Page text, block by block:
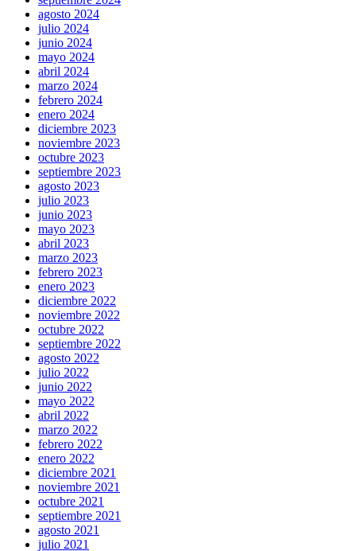
agosto 2024
julio 2024
junio 2024
mayo 2024
abril 2024
marzo 2024
febrero 2024
enero 2024
diciembre 2023
noviembre 2023
octubre 2023
septiembre 2023
agosto 2023
julio 2023
junio 2023
mayo 2023
abril 2023
marzo 2023
febrero 2023
enero 2023
diciembre 2022
noviembre 2022
octubre 2022
septiembre 2022
agosto 2022
julio 2022
junio 2022
mayo 2022
abril 2022
marzo 2022
febrero 2022
enero 2022
diciembre 2021
noviembre 2021
octubre 2021
septiembre 2021
agosto 2021
julio 2021